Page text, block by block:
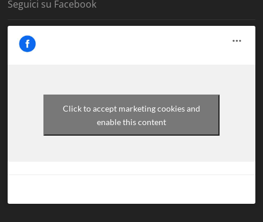
Seguici su Facebook
Click to accept marketing cookies and
enable this content